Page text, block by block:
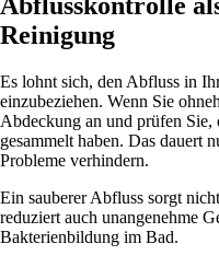
Reinigung
Es lohnt sich, den Abfluss in
einzubeziehen. Wenn Sie
Abdeckung an und prüfen Sie,
gesammelt haben. Das dauert
Probleme verhindern.
Ein sauberer Abfluss sorgt
reduziert auch unangenehme
Bakterienbildung im Bad.